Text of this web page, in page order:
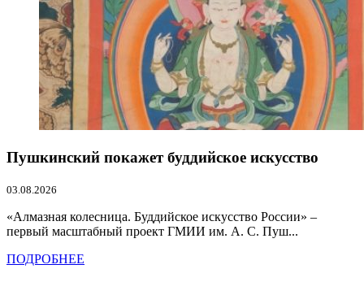
Пушкинский покажет буддийское искусство
03.08.2026
«Алмазная колесница. Буддийское искусство России» –
первый масштабный проект ГМИИ им. А. С. Пуш...
ПОДРОБНЕЕ